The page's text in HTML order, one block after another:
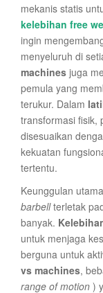
mekanis statis
kelebihan free
ingin
menyeluruh di
machines juga
pemula yang
terukur. Dalam
transformasi fisik,
disesuaikan
kekuatan
tertentu.
Keunggulan
barbellterletak
banyak.
untuk menjaga
berguna untuk
vs machines,
range of motion )